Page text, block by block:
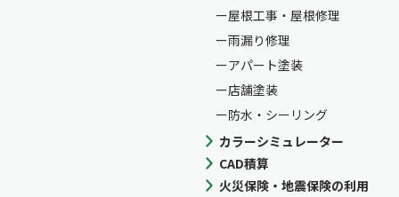
屋根工事・屋根修理
雨漏り修理
アパート塗装
店舗塗装
防水・シーリング
カラーシミュレーター
CAD積算
火災保険・地震保険の利用